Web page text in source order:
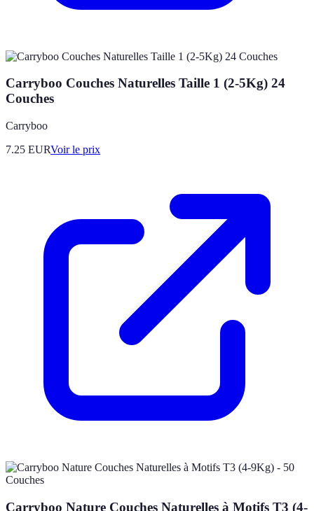
Carryboo Couches Naturelles Taille 1 (2-5Kg) 24
Couches
Carryboo
7.25 EURVoir le prix
Carryboo Nature Couches Naturelles à Motifs T3 (4-